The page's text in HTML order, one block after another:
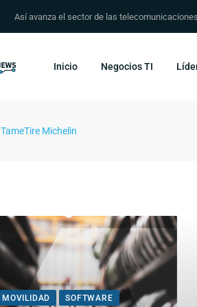
Así avanza el sector de las
Inicio Negocios TI
TameTire Michelin
MOVILIDAD SOFTWARE